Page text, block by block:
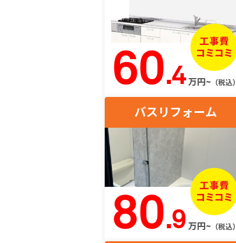
60.4万円~ （税込）
バスリフォーム
80.9 万円~ （税込）